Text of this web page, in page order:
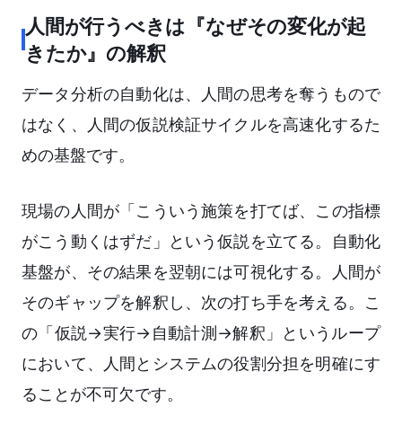
人間が行うべきは『なぜその変化が起
きたか』の解釈
データ分析の自動化は、人間の思考を奪うもので
はなく、人間の仮説検証サイクルを高速化するた
めの基盤です。
現場の人間が「こういう施策を打てば、この指標
がこう動くはずだ」という仮説を立てる。自動化
基盤が、その結果を翌朝には可視化する。人間が
そのギャップを解釈し、次の打ち手を考える。こ
の「仮説→実行→自動計測→解釈」というループ
において、人間とシステムの役割分担を明確にす
ることが不可欠です。